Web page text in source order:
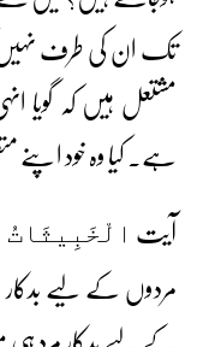
تک ان کی طرف نہیں
مشتعل ہیں کہ
ہے۔ کیا وہ خود
آیت
مردوں کے لیے بدکار